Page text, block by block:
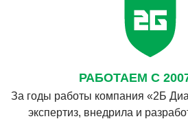
РАБОТАЕМ С
За годы работы компания «2Б
экспертиз, внедрила и